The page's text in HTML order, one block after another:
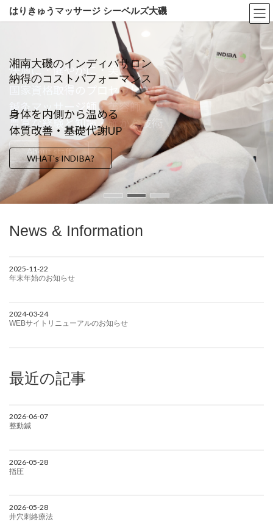
はりきゅうマッサージ シーベルズ大磯
快適に・健やかに・美しく
国家資格取得のプロセラピスト
鍼灸マッサージ師・美容師
豊富な経験と知識・確かな技術
About staff
湘南大磯のインディバサロン
納得のコストパフォーマンス
身体を内側から温める
体質改善・基礎代謝UP
WHAT's INDIBA?
ようこそシーベルズ大磯へ
” SeaBells ” = はまひるがお
Sea【海】 Bells【鈴】
花言葉は「絆」「賢くやさしい愛情」
About Seabells
News & Information
2025-11-22
年末年始のお知らせ
2024-03-24
WEBサイトリニューアルのお知らせ
最近の記事
2026-06-07
整動鍼
2026-05-28
指圧
2026-05-28
井穴刺絡療法